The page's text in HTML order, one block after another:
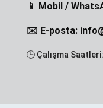
📱 Mobil /
✉️ E-posta:
🕒 Çalışma